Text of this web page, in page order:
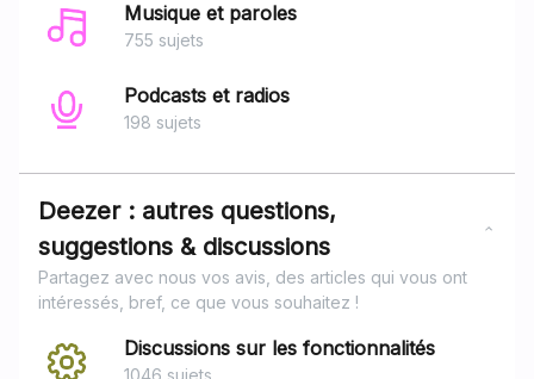
Musique et paroles
755 sujets
Podcasts et radios
198 sujets
Deezer : autres questions,
suggestions & discussions
Partagez avec nous vos avis, des articles qui vous ont
intéressés, bref, ce que vous souhaitez !
Discussions sur les fonctionnalités
1046 sujets